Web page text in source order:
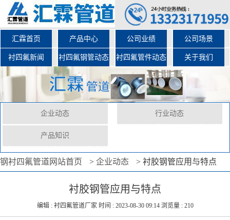
汇霖首页 产品中心 公司业绩 公司场景
衬四氟新闻 衬四氟钢管动态 衬四氟管件动态 关于我们
企业动态 行业动态
产品知识
钢衬四氟管道网站首页 > 企业动态 > 衬胶钢管应用与特点
衬胶钢管应用与特点
编辑 : 衬四氟管道厂家 时间 : 2023-08-30 09:14 浏览量 : 210